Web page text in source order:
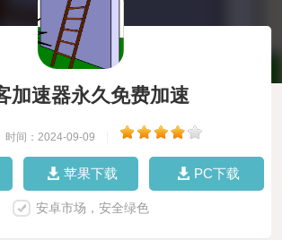
加速器永久免费加速
时间：2024-09-09
苹果下载 PC下载
安卓市场，安全绿色